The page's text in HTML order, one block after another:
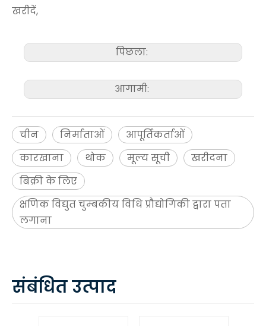
खरीदें,
पिछला:
आगामी:
चीन निर्माताओं
आपूर्तिकर्ताओं
कारखाना
थोक मूल्य सूची
खरीदना
बिक्री के लिए
क्षणिक विद्युत चुम्बकीय विधि प्रौद्योगिकी द्वारा पता
लगाना
संबंधित उत्पाद